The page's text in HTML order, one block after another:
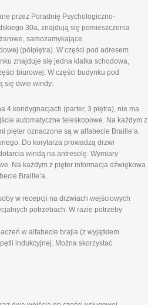
przez Poradnię Psychologiczno-
30a, znajdują się pomieszczenia
samozamykające.
(półpiętra). W części pod adresem
znajduje się jedna klatka schodowa,
biurowej. W części budynku pod
się dwie windy:
4 kondygnacjach (parter, 3 piętra), nie ma
automatyczne teleskopowe. Na każdym z
pięter oznaczone są w alfabecie Braille’a.
Do korytarza prowadzą drzwi
windą na antresolę. Wymiary
Na każdym z pięter informacja dźwiękowa
Braille’a.
w recepcji na drzwiach wejściowych
potrzebach. W razie potrzeby
w alfabecie brajla (z wyjątkiem
indukcyjnej. Można skorzystać